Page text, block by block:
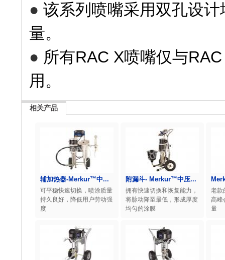
● 该系列喷嘴采用双孔设
量。
● 所有RAC X喷嘴仅与
用。
相关产品
辅加热器-Merkur™中...
可平稳快速切换，喷涂质量
持久良好，降低用户劳动强
度
附漏斗- Merkur™中压...
拥有快速切换和恢复能力，
将脉动降至最低，形成厚度
均匀的涂膜
老款
高峰
量